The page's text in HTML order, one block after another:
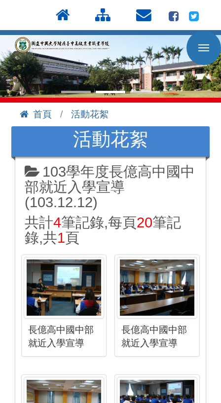
到
主
要
內
容
區
首頁
活動花絮
活動花絮
103學年度長億高中國中
部就近入學宣導
(103.12.12)
共計4筆記錄,每頁20筆記
錄,共1頁
長億高中國中部
就近入學宣導
長億高中國中部
就近入學宣導